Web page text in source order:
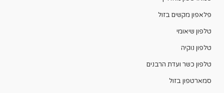
פלאפון מקשים בזול
טלפון שיאומי
טלפון נוקיה
טלפון כשר ועדת הרבנים
סמארטפון בזול